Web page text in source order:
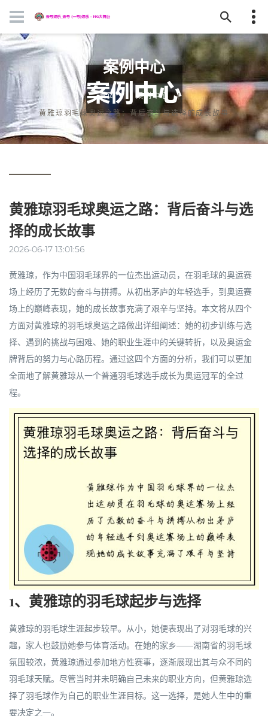
案例中心
首页
案例中心
黄雅琼羽毛球奥运之路：背后奋斗与选择的成长故事
黄雅琼羽毛球奥运之路：背后奋斗与选
择的成长故事
2026-06-17 13:01:56
黄雅琼，作为中国羽毛球界的一位杰出运动员，在羽毛球的奥运赛
场上经历了无数的奋斗与拼搏。从初出茅庐的年轻选手，到奥运赛
场上的巅峰表现，她的成长故事充满了艰辛与坚持。本文将从四个
方面对黄雅琼的羽毛球奥运之路做出详细阐述：她的初步训练与选
择、遇到的挑战与困难、她的职业生涯中的关键转折，以及奥运金
牌背后的努力与心路历程。通过这四个方面的分析，我们可以更加
全面地了解黄雅琼从一个普通羽毛球选手成长为奥运冠军的全过
程。
1、黄雅琼的羽毛球起步与选择
黄雅琼的羽毛球生涯起步较早。从小，她便表现出了对羽毛球的兴
趣，家人也鼓励她参与体育活动。在她的家乡——湖南省的羽毛球
氛围较浓，黄雅琼通过参加地方性赛事，逐渐展现出其与众不同的
羽毛球天赋。尽管当时并未明确自己未来的职业方向，但黄雅琼选
择了羽毛球作为自己的职业生涯目标。这一选择，是她人生中的重
要决定之一。